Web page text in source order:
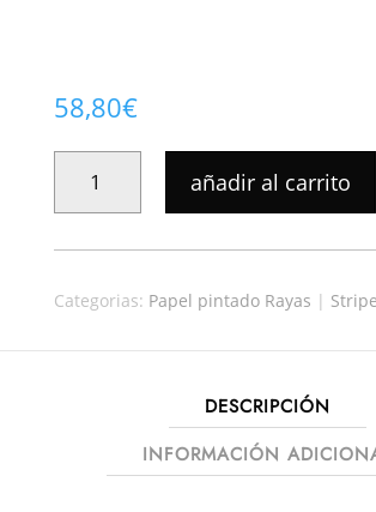
58,80€
PINTADO
STRIPES-
MORE
CANTIDAD
añadir al carrito
Categorias: Papel pintado Rayas |
DESCRIPCIÓN
INFORMACIÓN